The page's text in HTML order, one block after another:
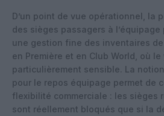
D’un point de vue opérationnel, la
des sièges passagers à
une gestion fine des inventaires
en Première et en Club World, où
particulièrement sensible. La
pour le repos équipage permet de
flexibilité commerciale : les sièges
sont réellement bloqués que si la